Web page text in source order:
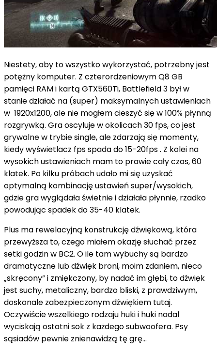
Niestety, aby to wszystko wykorzystać, potrzebny jest
potężny komputer. Z czterordzeniowym Q8 GB
pamięci RAM i kartą GTX560Ti, Battlefield 3 był w
stanie działać na (super) maksymalnych ustawieniach
w 1920x1200, ale nie mogłem cieszyć się w 100% płynną
rozgrywką. Gra oscyluje w okolicach 30 fps, co jest
grywalne w trybie single, ale zdarzają się momenty,
kiedy wyświetlacz fps spada do 15-20fps . Z kolei na
wysokich ustawieniach mam to prawie cały czas, 60
klatek. Po kilku próbach udało mi się uzyskać
optymalną kombinację ustawień super/wysokich,
gdzie gra wyglądała świetnie i działała płynnie, rzadko
powodując spadek do 35-40 klatek.
Plus ma rewelacyjną konstrukcję dźwiękową, która
przewyższa to, czego miałem okazję słuchać przez
setki godzin w BC2. O ile tam wybuchy są bardzo
dramatyczne lub dźwięk broni, moim zdaniem, nieco
„skręcony” i zmiękczony, by nadać im głębi, to dźwięk
jest suchy, metaliczny, bardzo bliski, z prawdziwym,
doskonale zabezpieczonym dźwiękiem tutaj.
Oczywiście wszelkiego rodzaju huki i huki nadal
wyciskają ostatni sok z każdego subwoofera. Psy
sąsiadów pewnie znienawidzą tę grę...